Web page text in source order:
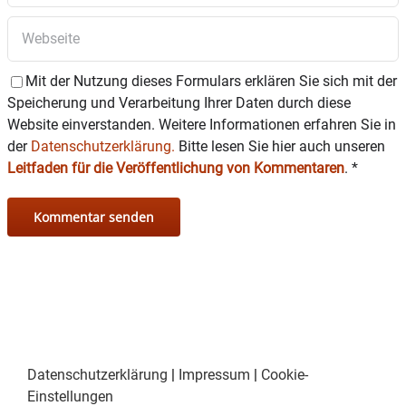
Mit der Nutzung dieses Formulars erklären Sie sich mit der
Speicherung und Verarbeitung Ihrer Daten durch diese
Website einverstanden. Weitere Informationen erfahren Sie in
der Datenschutzerklärung. Bitte lesen Sie hier auch unseren
Leitfaden für die Veröffentlichung von Kommentaren. *
Datenschutzerklärung | Impressum | Cookie-
Einstellungen